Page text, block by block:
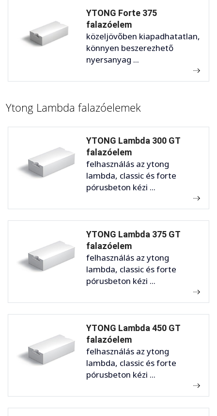
YTONG Forte 375
falazóelem
közeljövőben kiapadhatatlan,
könnyen beszerezhető
nyersanyag ...
Ytong Lambda falazóelemek
YTONG Lambda 300 GT
falazóelem
felhasználás az ytong
lambda, classic és forte
pórusbeton kézi ...
YTONG Lambda 375 GT
falazóelem
felhasználás az ytong
lambda, classic és forte
pórusbeton kézi ...
YTONG Lambda 450 GT
falazóelem
felhasználás az ytong
lambda, classic és forte
pórusbeton kézi ...